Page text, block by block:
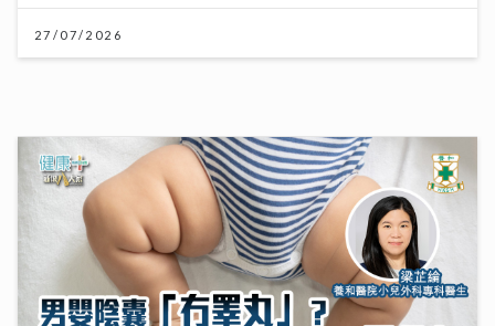
男嬰陰囊「冇睪丸」？醫生：BB哭鬧、咳嗽肚凸凸要留
意｜養和醫院小兒外科專科梁芷綸醫生
23/07/2026